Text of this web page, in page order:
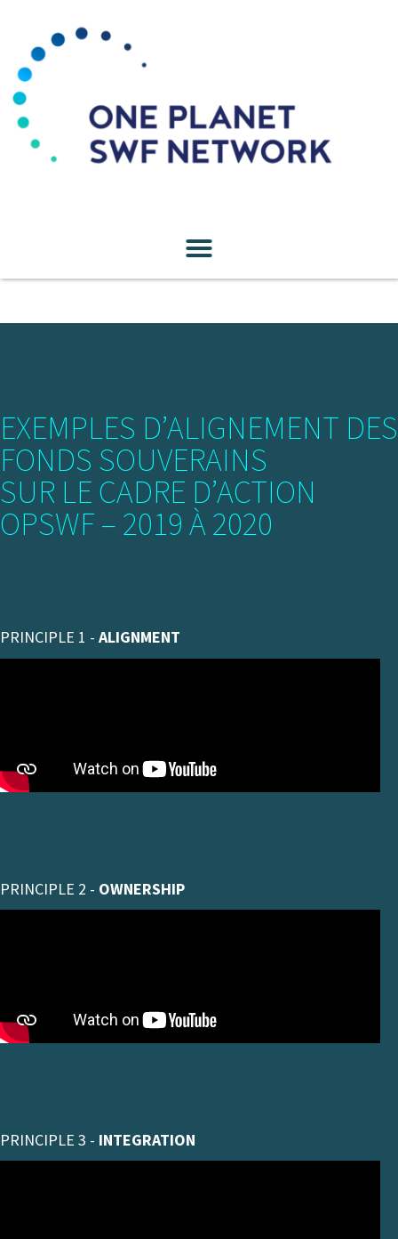
EXEMPLES D’ALIGNEMENT DES
FONDS SOUVERAINS
SUR LE CADRE D’ACTION
OPSWF – 2019 À 2020
PRINCIPLE 1 - ALIGNMENT
PRINCIPLE 2 - OWNERSHIP
PRINCIPLE 3 - INTEGRATION